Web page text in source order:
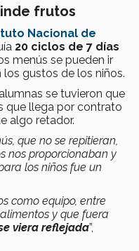
frutos
Nacional de
20 ciclos de 7 días
menús se pueden ir
gustos de los niños.
se tuvieron que
que llega por contrato
algo retador.
que no se repitieran,
nos proporcionaban y
los niños fue un
como equipo, entre
y que fuera
viera reflejada”,